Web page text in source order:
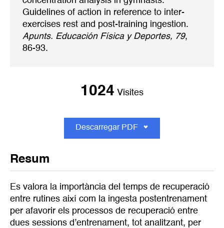
Guidelines of action in reference to inter-
exercises rest and post-training ingestion.
Apunts. Educación Física y Deportes, 79,
86-93.
1024 Visites
Descarregar PDF
Resum
Es valora la importància del temps de recuperació
entre rutines així com la ingesta postentrenament
per afavorir els processos de recuperació entre
dues sessions d’entrenament, tot analitzant, per